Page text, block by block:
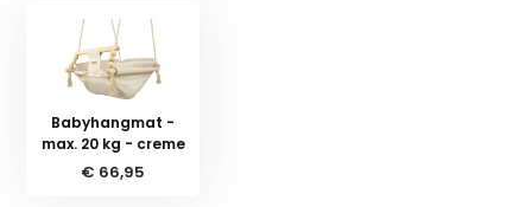
Babyhangmat -
max. 20 kg - creme
€ 66,95